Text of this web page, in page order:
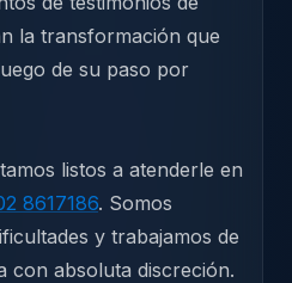
la transformación que
de su paso por
listos a atenderle en
8617186. Somos
y trabajamos de
con absoluta discreción.